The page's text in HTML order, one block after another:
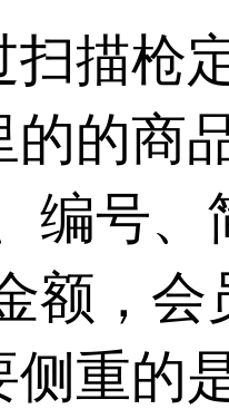
描枪
的商
编号
额，
重的